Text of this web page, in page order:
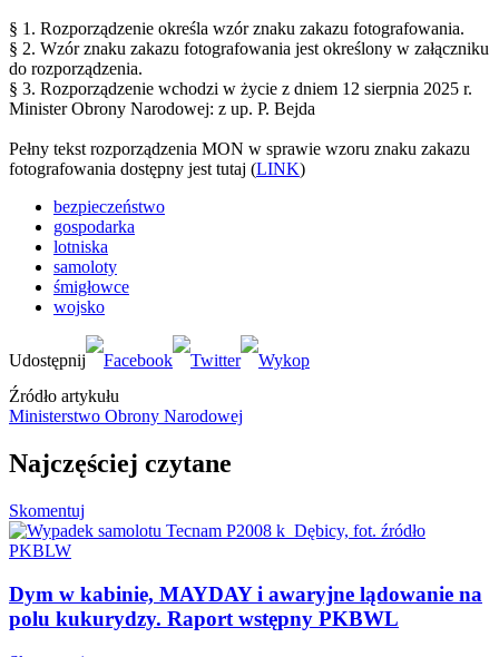
§ 1. Rozporządzenie określa wzór znaku zakazu fotografowania.
§ 2. Wzór znaku zakazu fotografowania jest określony w załączniku
do rozporządzenia.
§ 3. Rozporządzenie wchodzi w życie z dniem 12 sierpnia 2025 r.
Minister Obrony Narodowej: z up. P. Bejda
Pełny tekst rozporządzenia MON w sprawie wzoru znaku zakazu
fotografowania dostępny jest tutaj (LINK)
bezpieczeństwo
gospodarka
lotniska
samoloty
śmigłowce
wojsko
Źródło artykułu
Ministerstwo Obrony Narodowej
Najczęściej czytane
Skomentuj
Dym w kabinie, MAYDAY i awaryjne lądowanie na
polu kukurydzy. Raport wstępny PKBWL